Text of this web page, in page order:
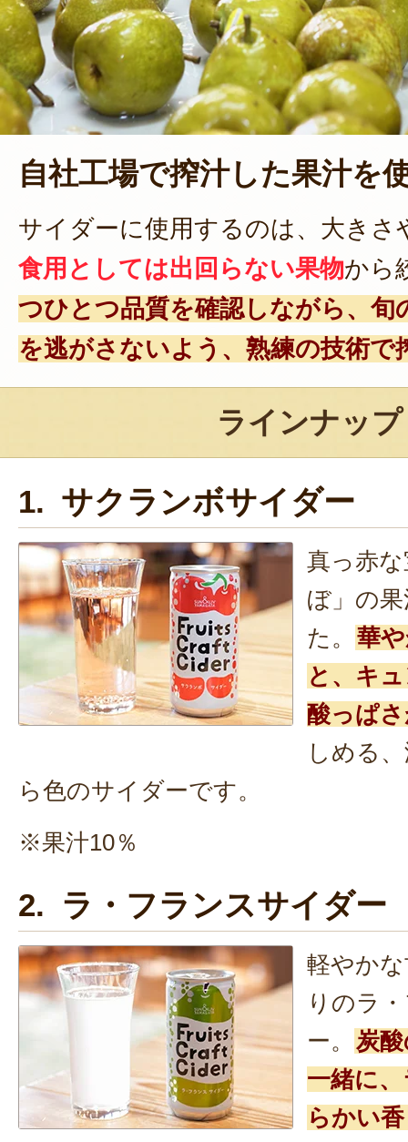
自社工場で搾汁した果汁を
サイダーに使用するのは、大きさ
食用としては出回らない果物から
つひとつ品質を確認しながら、旬
を逃がさないよう、熟練の技術で
ラインナップ
1. サクランボサイダー
真っ赤
ぼ」の
た。 華
と、キ
酸っぱ
しめる
ら色のサイダーです。
※果汁10％
2. ラ・フランスサイダー
軽やか
りのラ
ー。 炭
一緒に
らかい